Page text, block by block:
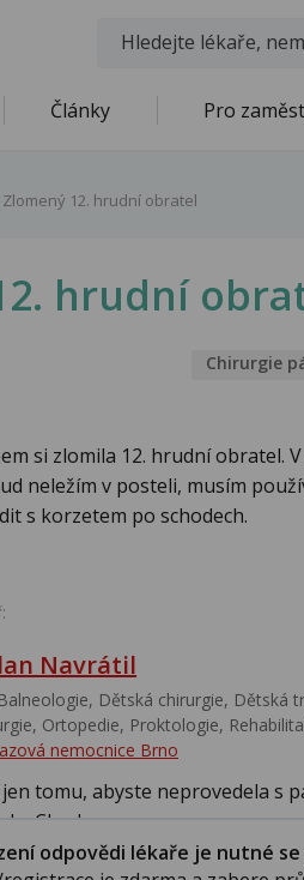
Články Pro
Zlomený 12. hrudní obratel
hrudní
Chirurgie
si zlomila 12. hrudní obratel.
neležím v posteli, musím
s korzetem po schodech.
Navrátil
Balneologie, Dětská chirurgie, Dětská
Ortopedie, Proktologie,
nemocnice Brno
tomu, abyste neprovedela s
Chod...
odpovědi lékaře je nutné